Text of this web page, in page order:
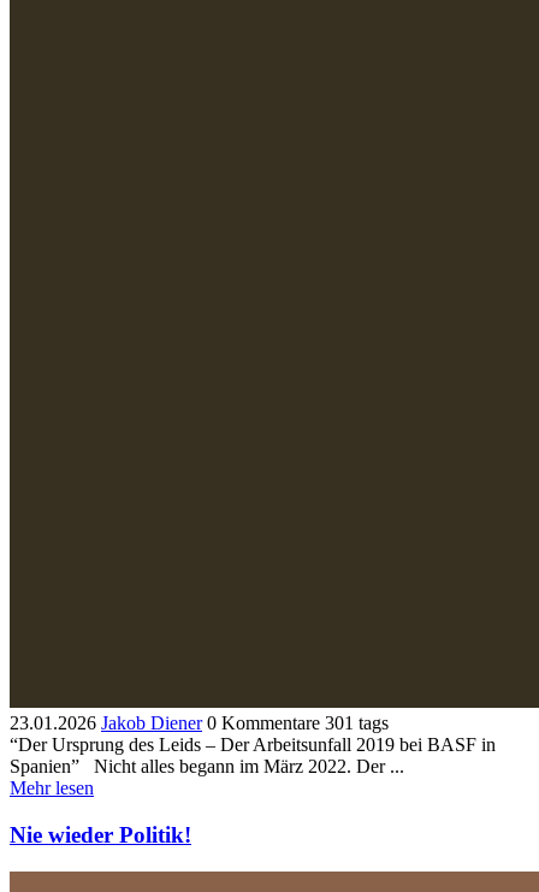
23.01.2026 Jakob Diener 0 Kommentare 301 tags
“Der Ursprung des Leids – Der Arbeitsunfall 2019 bei BASF in
Spanien” Nicht alles begann im März 2022. Der ...
Mehr lesen
Nie wieder Politik!